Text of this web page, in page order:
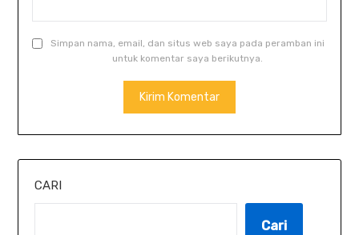
Simpan nama, email, dan situs web saya pada peramban ini
untuk komentar saya berikutnya.
CARI
Cari